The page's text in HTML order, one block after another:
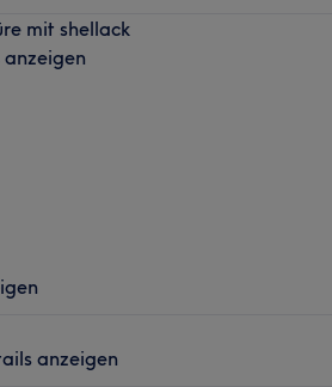
mit shellack
anzeigen
anzeigen